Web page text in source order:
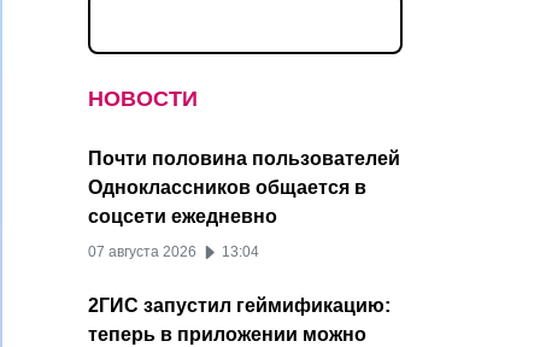
НОВОСТИ
Почти половина пользователей
Одноклассников общается в
соцсети ежедневно
07 августа 2026 13:04
2ГИС запустил геймификацию:
теперь в приложении можно